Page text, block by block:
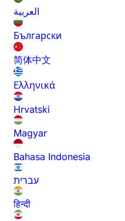
العربية
Български
简体中文
Ελληνικά
Hrvatski
Magyar
Bahasa Indonesia
עברית
हिन्दी